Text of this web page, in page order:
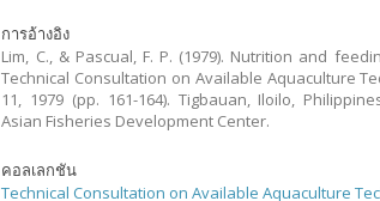
การอ้างอิง
Lim, C., & Pascual, F. P. (1979). Nutrition and
Technical Consultation on Available Aquaculture
11, 1979 (pp. 161-164). Tigbauan, Iloilo,
Asian Fisheries Development Center.
คอลเลกชัน
Technical Consultation on Available Aquaculture